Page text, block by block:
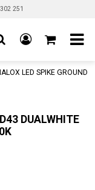
251
LED SPIKE GROUND
DUALWHITE